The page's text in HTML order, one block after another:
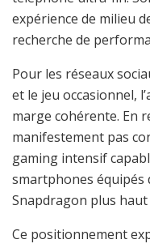
expérience de milieu
recherche de
Pour les réseaux
et le jeu occasionnel,
marge cohérente. En
manifestement pas
gaming intensif
smartphones équipés
Snapdragon plus haut
Ce positionnement